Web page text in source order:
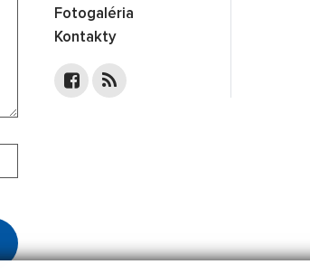
Response
Fotogaléria
Kontakty